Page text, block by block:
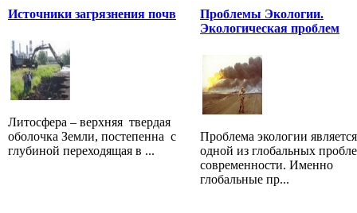
Источники загрязнения почв
Литосфера – верхняя твердая
оболочка Земли, постепенна с
глубиной переходящая в ...
Проблемы Экологии.
Экологическая проблем
Проблема экологии является
одной из глобальных
современности. Именно
глобальные пр...